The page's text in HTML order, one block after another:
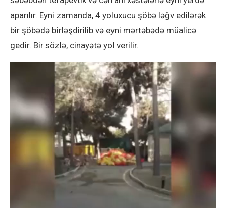
aparılır. Eyni zamanda, 4 yoluxucu şöbə ləğv edilərək
bir şöbədə birləşdirilib və eyni mərtəbədə müalicə
gedir. Bir sözlə, cinayətə yol verilir.